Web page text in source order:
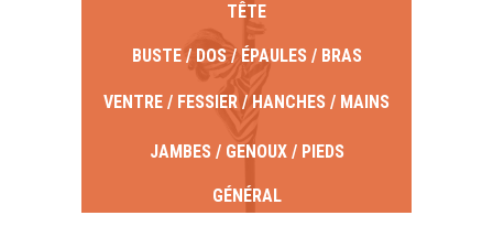
TÊTE
BUSTE / DOS / ÉPAULES / BRAS
VENTRE / FESSIER / HANCHES / MAINS
JAMBES / GENOUX / PIEDS
GÉNÉRAL